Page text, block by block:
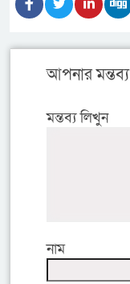
আপনার মন্তব্য
মন্তব্য লিখুন
নাম